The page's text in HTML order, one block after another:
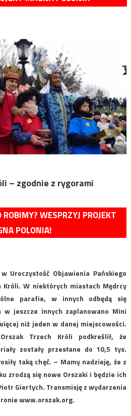
– zgodnie z rygorami
WESPRZYJ PROJEKT
POLONIA!
Uroczystość Objawienia Pańskiego
Króli. W niektórych miastach Mędrcy
parafie, w innych odbędą się
w jeszcze innych zaplanowano Mini
niż jeden w danej miejscowości.
Trzech Króli podkreślił, że
zostały przesłane do 10,5 tys.
taką chęć. – Mamy nadzieję, że z
zrodzą się nowe Orszaki i będzie ich
Giertych. Transmisję z wydarzenia
www.orszak.org.